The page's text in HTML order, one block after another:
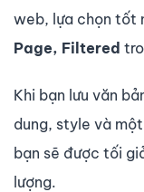
web, lựa chọn tốt
Page, Filtered
Khi bạn lưu văn
dung, style và
bạn sẽ được tối
lượng.